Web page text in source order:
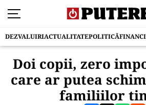
DEZVALUIRIACTUALITATEPOLITICĂ
Doi copii, zero
care ar putea
familiilor